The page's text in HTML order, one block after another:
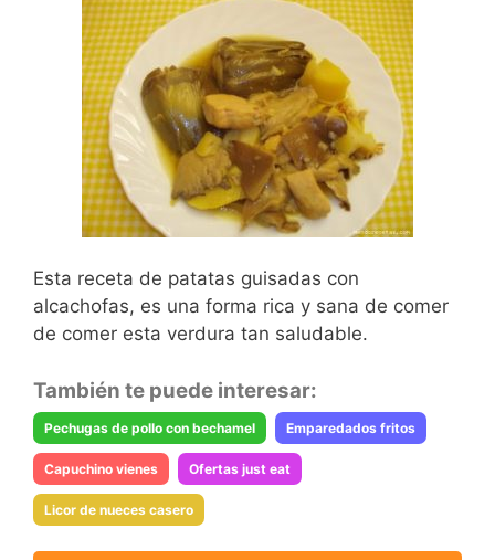
Esta receta de patatas guisadas con
alcachofas, es una forma rica y sana de comer
de comer esta verdura tan saludable.
También te puede interesar:
Pechugas de pollo con bechamel Emparedados fritos
Capuchino vienes Ofertas just eat
Licor de nueces casero